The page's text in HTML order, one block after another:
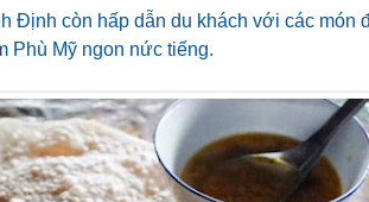
Định còn hấp dẫn du khách với các món
Phù Mỹ ngon nức tiếng.